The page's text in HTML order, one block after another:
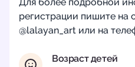
регистрации пишите на
@lalayan_art или на
Возраст детей